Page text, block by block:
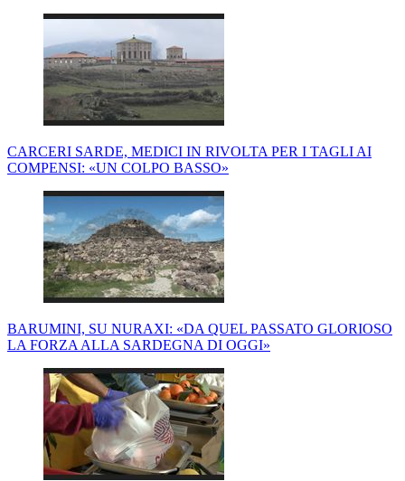
CARCERI SARDE, MEDICI IN RIVOLTA PER I TAGLI AI
COMPENSI: «UN COLPO BASSO»
BARUMINI, SU NURAXI: «DA QUEL PASSATO GLORIOSO
LA FORZA ALLA SARDEGNA DI OGGI»